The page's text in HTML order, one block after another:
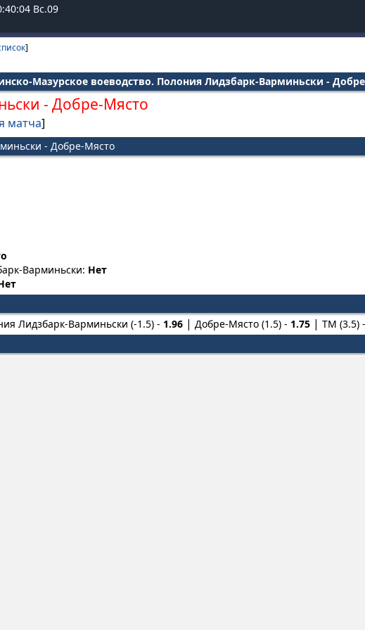
:40:04 Вс.09
]
Мазурское воеводство. Полония Лидзбарк-Варминьски -
- Добре-Място
матча]
- Добре-Място
Варминьски: Нет
Лидзбарк-Варминьски (-1.5) - 1.96 Добре-Място (1.5) - 1.75 ТМ (3.5) -